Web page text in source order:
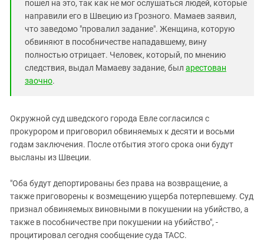
пошел на это, так как не мог ослушаться людей, которые
направили его в Швецию из Грозного. Мамаев заявил,
что заведомо "провалил задание". Женщина, которую
обвиняют в пособничестве нападавшему, вину
полностью отрицает. Человек, который, по мнению
следствия, выдал Мамаеву задание, был арестован
заочно.
Окружной суд шведского города Евле согласился с
прокурором и приговорил обвиняемых к десяти и восьми
годам заключения. После отбытия этого срока они будут
высланы из Швеции.
"Оба будут депортированы без права на возвращение, а
также приговорены к возмещению ущерба потерпевшему. Суд
признал обвиняемых виновными в покушении на убийство, а
также в пособничестве при покушении на убийство", -
процитировал сегодня сообщение суда ТАСС.